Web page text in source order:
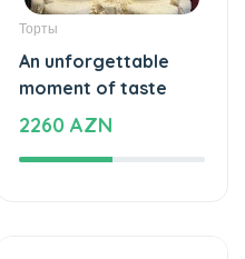
Торты
An unforgettable
moment of taste
2260 AZN